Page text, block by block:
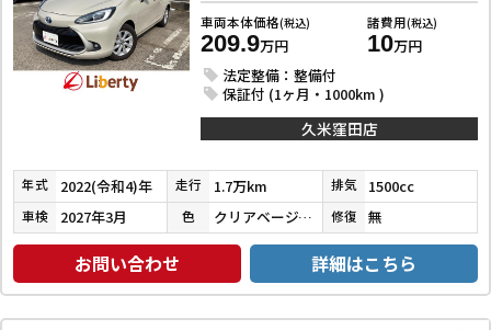
車両本体価格(税込)
209.9万円
諸費用(税込)
10万円
法定整備：整備付
保証付 (1ヶ月・1000km )
久米窪田店
年式 2022(令和4)年 走行 1.7万km 排気 1500cc
車検 2027年3月 色 クリアベージュメタリック 修復 無
お問い合わせ 詳細はこちら